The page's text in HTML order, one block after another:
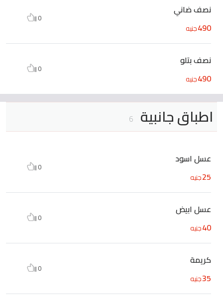
نصف ضاني
490جنيه
0
نصف بتلو
490جنيه
0
اطباق جانبية 6
عسل اسود
25جنيه
0
عسل ابيض
40جنيه
0
كريمة
35جنيه
0